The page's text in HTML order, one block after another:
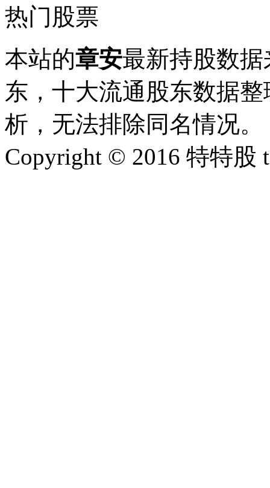
热门股票
本站的章安最新持股数
东，十大流通股东数据
析，无法排除同名情况。
Copyright © 2016 特特股